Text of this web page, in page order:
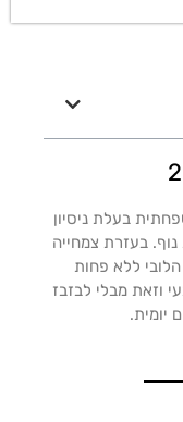
משפחתית בעלת ניסיון
נוף. בעזרת צמחייה
ללא פחות
וזאת מבלי לבזבז
יומית.